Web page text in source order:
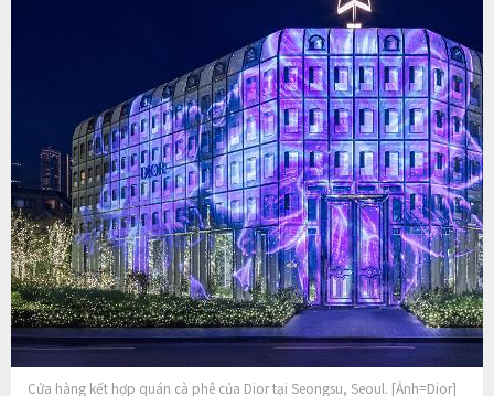
Cửa hàng kết hợp quán cà phê của Dior tại Seongsu, Seoul. [Ảnh=Dior]